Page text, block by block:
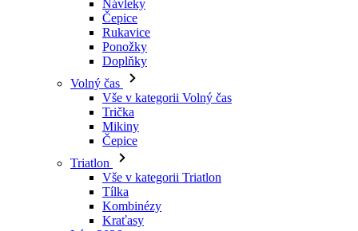
Volný čas
Vše v kategorii Volný čas
Trička
Mikiny
Čepice
Triatlon
Vše v kategorii Triatlon
Tílka
Kombinézy
Kraťasy
Léto 2026
Týmové repliky
Speciální edice
Doprodej
Dárkové poukazy